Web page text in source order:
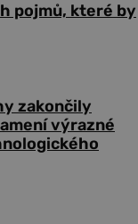
pojmů, které by
zakončily
výrazné